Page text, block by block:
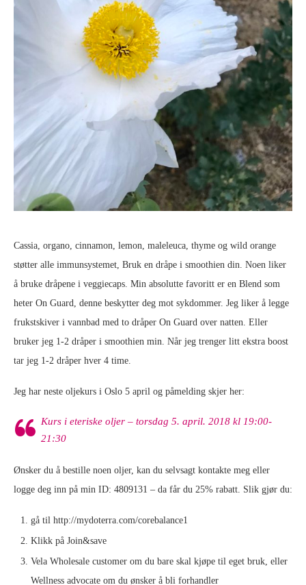
Cassia, organo, cinnamon, lemon, maleleuca, thyme og wild orange
støtter alle immunsystemet, Bruk en dråpe i smoothien din. Noen liker
å bruke dråpene i veggiecaps. Min absolutte favoritt er en Blend som
heter On Guard, denne beskytter deg mot sykdommer. Jeg liker å legge
frukstskiver i vannbad med to dråper On Guard over natten. Eller
bruker jeg 1-2 dråper i smoothien min. Når jeg trenger litt ekstra boost
tar jeg 1-2 dråper hver 4 time.
Jeg har neste oljekurs i Oslo 5 april og påmelding skjer her:
Kurs i eteriske oljer – torsdag 5. april. 2018 kl 19:00-
21:30
Ønsker du å bestille noen oljer, kan du selvsagt kontakte meg eller
logge deg inn på min ID: 4809131 – da får du 25% rabatt. Slik gjør du:
gå til http://mydoterra.com/corebalance1
Klikk på Join&save
Vela Wholesale customer om du bare skal kjøpe til eget bruk, eller
Wellness advocate om du ønsker å bli forhandler